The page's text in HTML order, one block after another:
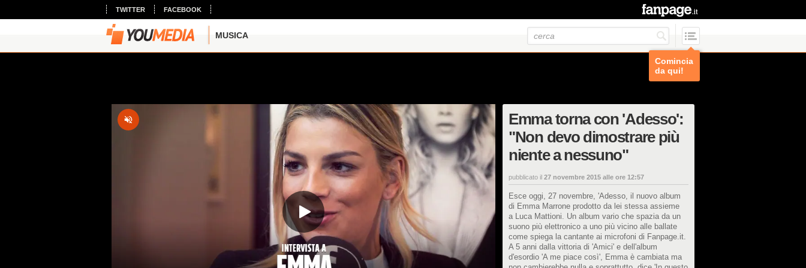
TWITTER FACEBOOK
MUSICA
Comincia
da qui!
Emma torna con 'Adesso':
"Non devo dimostrare più
niente a nessuno"
pubblicato il 27 novembre 2015 alle ore 12:57
Esce oggi, 27 novembre, 'Adesso, il nuovo album
di Emma Marrone prodotto da lei stessa assieme
a Luca Mattioni. Un album vario che spazia da un
suono più elettronico a uno più vicino alle ballate
come spiega la cantante ai microfoni di Fanpage.it.
A 5 anni dalla vittoria di 'Amici' e dell'album
d'esordio 'A me piace così', Emma è cambiata ma